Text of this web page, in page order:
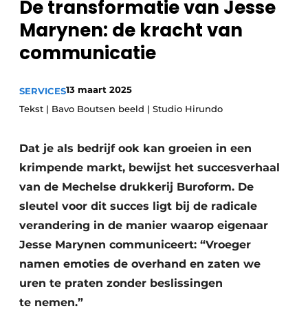
Home
Meest gelezen
Nieuwsbrief
Vacatures
Video’s
De transformatie van Jesse
Marynen: de kracht van
communicatie
SERVICES13 maart 2025
Tekst | Bavo Boutsen beeld | Studio Hirundo
Dat je als bedrijf ook kan groeien in een
krimpende markt, bewijst het succesverhaal
van de Mechelse drukkerij Buroform. De
sleutel voor dit succes ligt bij de radicale
verandering in de manier waarop eigenaar
Jesse Marynen communiceert: “Vroeger
namen emoties de overhand en zaten we
uren te praten zonder beslissingen
te nemen.”